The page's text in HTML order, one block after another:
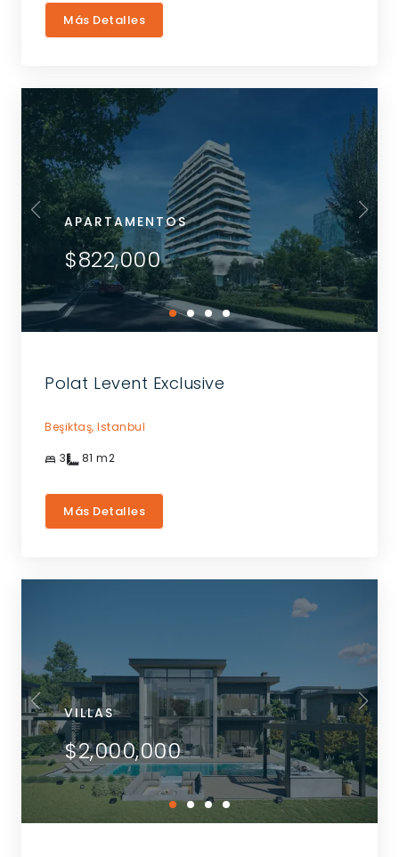
Más Detalles
APARTAMENTOS
$822,000
Polat Levent Exclusive
Beşiktaş, Istanbul
3 81 m2
Más Detalles
VILLAS
$2,000,000